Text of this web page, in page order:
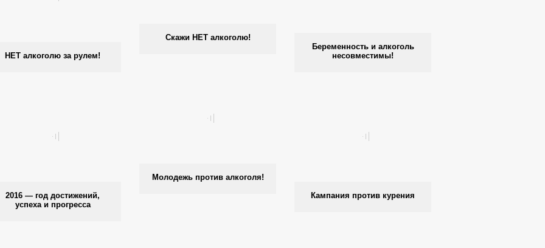
Скажи НЕТ алкоголю!
Беременность и алкоголь
несовместимы!
НЕТ алкоголю за рулем!
Молодежь против алкоголя!
2016 — год достижений,
успеха и прогресса
Кампания против курения